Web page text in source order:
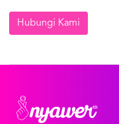
Hubungi Kami